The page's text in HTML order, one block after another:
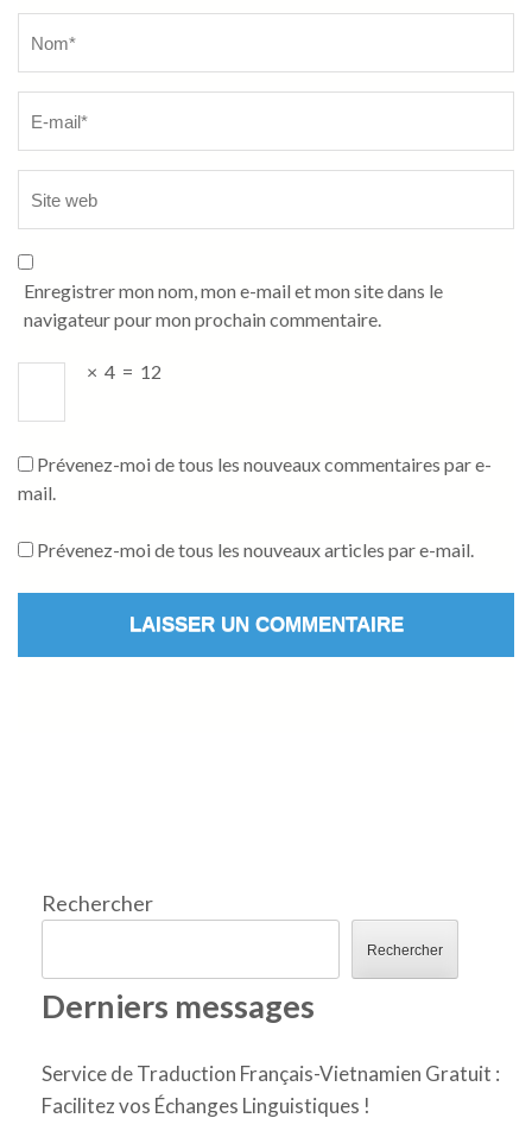
Enregistrer mon nom, mon e-mail et mon site dans le
navigateur pour mon prochain commentaire.
× 4 = 12
Prévenez-moi de tous les nouveaux commentaires par e-
mail.
Prévenez-moi de tous les nouveaux articles par e-mail.
Rechercher
Rechercher
Derniers messages
Service de Traduction Français-Vietnamien Gratuit :
Facilitez vos Échanges Linguistiques !